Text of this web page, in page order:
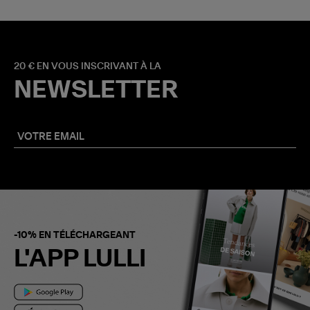
20 € EN VOUS INSCRIVANT À LA
NEWSLETTER
-10% EN TÉLÉCHARGEANT
L'APP LULLI